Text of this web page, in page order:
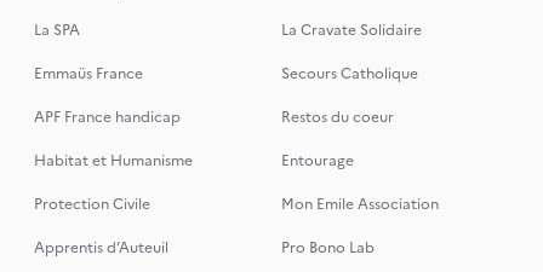
La SPA
La Cravate Solidaire
Emmaüs France
Secours Catholique
APF France handicap
Restos du coeur
Habitat et Humanisme
Entourage
Protection Civile
Mon Emile Association
Apprentis d’Auteuil
Pro Bono Lab